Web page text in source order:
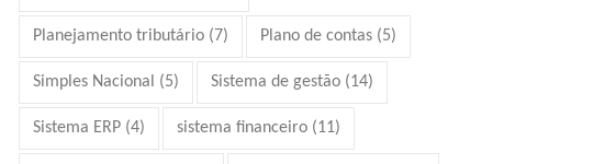
Planejamento tributário (7) Plano de contas (5)
Simples Nacional (5) Sistema de gestão (14)
Sistema ERP (4) sistema financeiro (11)